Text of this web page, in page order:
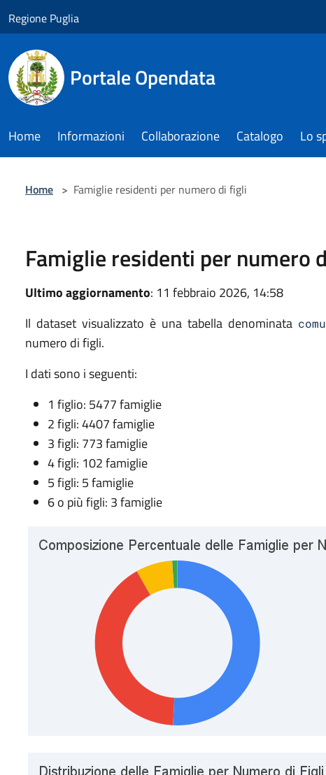
Regione Puglia
Portale Opendata
Home Informazioni Collaborazione Catalogo Lo
Home > Famiglie residenti per numero di figli
Famiglie residenti per numero
Ultimo aggiornamento: 11 febbraio 2026, 14:58
Il dataset visualizzato è una tabella denominata
numero di figli.
I dati sono i seguenti:
1 figlio: 5477 famiglie
2 figli: 4407 famiglie
3 figli: 773 famiglie
4 figli: 102 famiglie
5 figli: 5 famiglie
6 o più figli: 3 famiglie